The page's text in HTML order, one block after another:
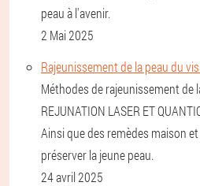
peau à l'avenir.
2 Mai 2025
Rajeunissement de la peau du
Méthodes de rajeunissement de
REJUNATION LASER ET
Ainsi que des remèdes maison
préserver la jeune peau.
24 avril 2025